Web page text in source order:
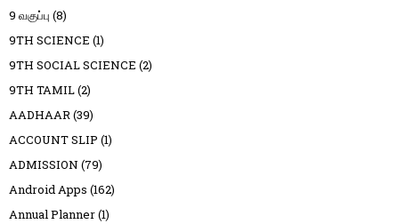
9 வகுப்பு (8)
9TH SCIENCE (1)
9TH SOCIAL SCIENCE (2)
9TH TAMIL(2)
AADHAAR(39)
ACCOUNT SLIP (1)
ADMISSION (79)
Android Apps (162)
Annual Planner(1)